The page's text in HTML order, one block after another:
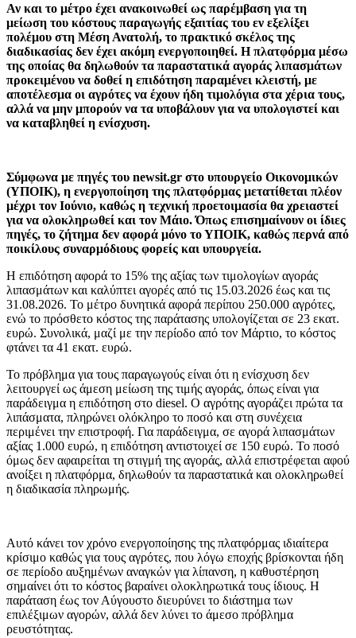
Αν και το μέτρο έχει ανακοινωθεί ως παρέμβαση για τη
μείωση του κόστους παραγωγής εξαιτίας του εν εξελίξει
πολέμου στη Μέση Ανατολή, το πρακτικό σκέλος της
διαδικασίας δεν έχει ακόμη ενεργοποιηθεί. Η πλατφόρμα μέσω
της οποίας θα δηλωθούν τα παραστατικά αγοράς λιπασμάτων
προκειμένου να δοθεί η επιδότηση παραμένει κλειστή, με
αποτέλεσμα οι αγρότες να έχουν ήδη τιμολόγια στα χέρια τους,
αλλά να μην μπορούν να τα υποβάλουν για να υπολογιστεί και
να καταβληθεί η ενίσχυση.
Σύμφωνα με πηγές του newsit.gr στο υπουργείο Οικονομικών
(ΥΠΟΙΚ), η ενεργοποίηση της πλατφόρμας μετατίθεται πλέον
μέχρι τον Ιούνιο, καθώς η τεχνική προετοιμασία θα χρειαστεί
για να ολοκληρωθεί και τον Μάιο. Όπως επισημαίνουν οι ίδιες
πηγές, το ζήτημα δεν αφορά μόνο το ΥΠΟΙΚ, καθώς περνά από
ποικίλους συναρμόδιους φορείς και υπουργεία.
Η επιδότηση αφορά το 15% της αξίας των τιμολογίων αγοράς
λιπασμάτων και καλύπτει αγορές από τις 15.03.2026 έως και τις
31.08.2026. Το μέτρο δυνητικά αφορά περίπου 250.000 αγρότες,
ενώ το πρόσθετο κόστος της παράτασης υπολογίζεται σε 23 εκατ.
ευρώ. Συνολικά, μαζί με την περίοδο από τον Μάρτιο, το κόστος
φτάνει τα 41 εκατ. ευρώ.
Το πρόβλημα για τους παραγωγούς είναι ότι η ενίσχυση δεν
λειτουργεί ως άμεση μείωση της τιμής αγοράς, όπως είναι για
παράδειγμα η επιδότηση στο diesel. Ο αγρότης αγοράζει πρώτα τα
λιπάσματα, πληρώνει ολόκληρο το ποσό και στη συνέχεια
περιμένει την επιστροφή. Για παράδειγμα, σε αγορά λιπασμάτων
αξίας 1.000 ευρώ, η επιδότηση αντιστοιχεί σε 150 ευρώ. Το ποσό
όμως δεν αφαιρείται τη στιγμή της αγοράς, αλλά επιστρέφεται αφού
ανοίξει η πλατφόρμα, δηλωθούν τα παραστατικά και ολοκληρωθεί
η διαδικασία πληρωμής.
Αυτό κάνει τον χρόνο ενεργοποίησης της πλατφόρμας ιδιαίτερα
κρίσιμο καθώς για τους αγρότες, που λόγω εποχής βρίσκονται ήδη
σε περίοδο αυξημένων αναγκών για λίπανση, η καθυστέρηση
σημαίνει ότι το κόστος βαραίνει ολοκληρωτικά τους ίδιους. Η
παράταση έως τον Αύγουστο διευρύνει το διάστημα των
επιλέξιμων αγορών, αλλά δεν λύνει το άμεσο πρόβλημα
ρευστότητας.